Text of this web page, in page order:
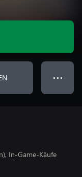
● ● ●
In-Game-Käufe